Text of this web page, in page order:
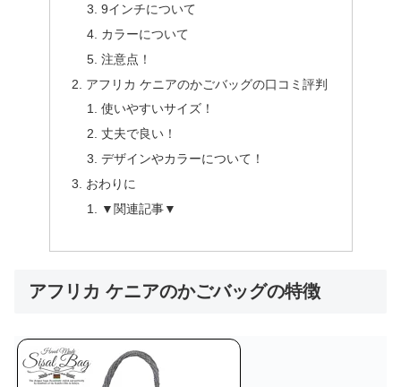
9インチについて
カラーについて
注意点！
アフリカ ケニアのかごバッグの口コミ評判
使いやすいサイズ！
丈夫で良い！
デザインやカラーについて！
おわりに
▼関連記事▼
アフリカ ケニアのかごバッグの特徴